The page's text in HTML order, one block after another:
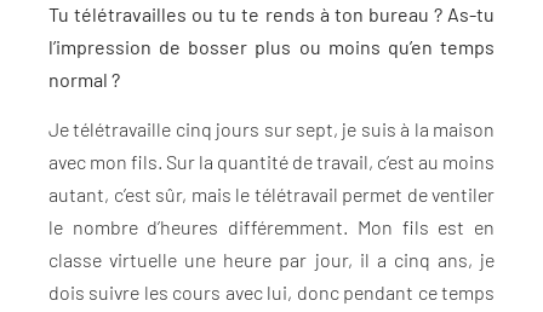
Tu télétravailles ou tu te rends à ton bureau ? As-tu
l’impression de bosser plus ou moins qu’en temps
normal ?
Je télétravaille cinq jours sur sept, je suis à la maison
avec mon fils. Sur la quantité de travail, c’est au moins
autant, c’est sûr, mais le télétravail permet de ventiler
le nombre d’heures différemment. Mon fils est en
classe virtuelle une heure par jour, il a cinq ans, je
dois suivre les cours avec lui, donc pendant ce temps